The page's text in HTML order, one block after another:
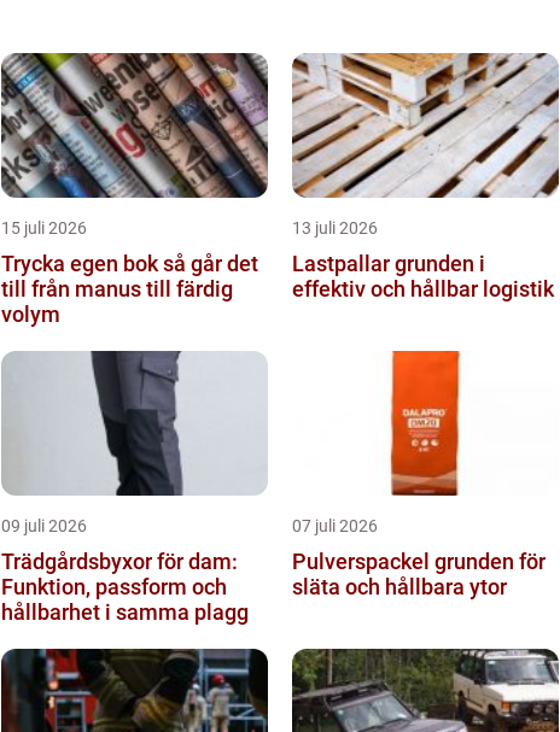
15 juli 2026
Trycka egen bok så går det
till från manus till färdig
volym
13 juli 2026
Lastpallar grunden i
effektiv och hållbar logistik
09 juli 2026
Trädgårdsbyxor för dam:
Funktion, passform och
hållbarhet i samma plagg
07 juli 2026
Pulverspackel grunden för
släta och hållbara ytor